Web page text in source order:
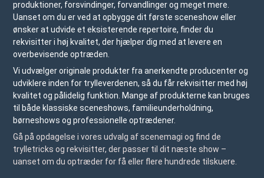
produktioner, forsvindinger, forvandlinger og meget mere.
Uanset om du er ved at opbygge dit første sceneshow eller
ønsker at udvide et eksisterende repertoire, finder du
rekvisitter i høj kvalitet, der hjælper dig med at levere en
overbevisende optræden.
Vi udvælger originale produkter fra anerkendte producenter og
udviklere inden for trylleverdenen, så du får rekvisitter med høj
kvalitet og pålidelig funktion. Mange af produkterne kan bruges
til både klassiske sceneshows, familieunderholdning,
børneshows og professionelle optrædener.
Gå på opdagelse i vores udvalg af scenemagi og find de
trylletricks og rekvisitter, der passer til dit næste show –
uanset om du optræder for få eller flere hundrede tilskuere.